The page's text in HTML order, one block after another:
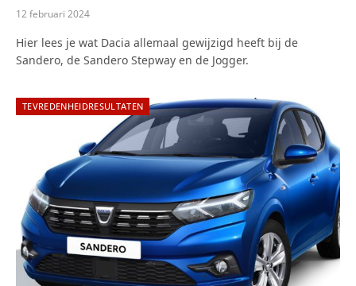
12 februari 2024
Hier lees je wat Dacia allemaal gewijzigd heeft bij de
Sandero, de Sandero Stepway en de Jogger.
TEVREDENHEIDRESULTATEN